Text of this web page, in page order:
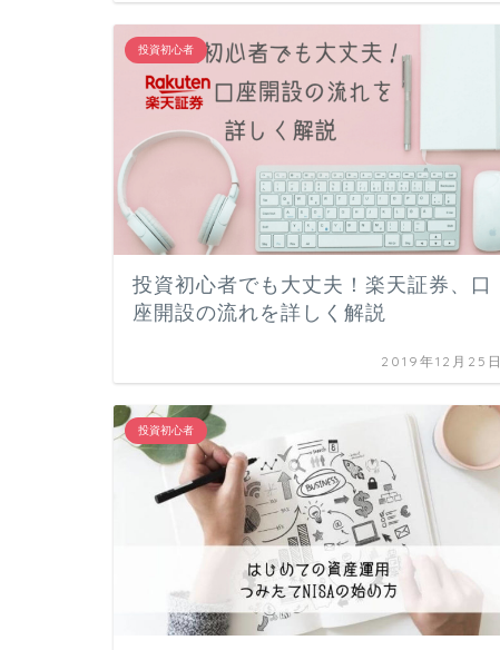
投資初心者
投資初心者でも大丈夫！楽天証券、口
座開設の流れを詳しく解説
2019年12月25日
投資初心者